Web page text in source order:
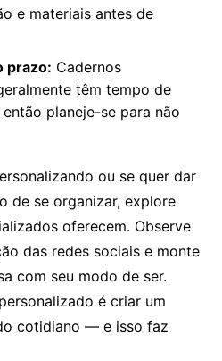
e materiais antes de
prazo: Cadernos
têm tempo de
planeje-se para não
ou se quer dar
de se organizar, explore
oferecem. Observe
das redes sociais e monte
com seu modo de ser.
é criar um
cotidiano — e isso faz